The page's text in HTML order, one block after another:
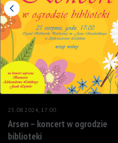
25.08.2024, 17:00
Arsen – koncert w ogrodzie
biblioteki